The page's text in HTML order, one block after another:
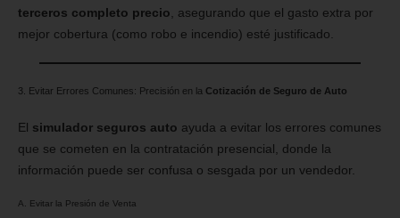
terceros completo precio, asegurando que el gasto extra por
mejor cobertura (como robo e incendio) esté justificado.
3. Evitar Errores Comunes: Precisión en la Cotización de Seguro de Auto
El simulador seguros auto ayuda a evitar los errores comunes
que se cometen en la contratación presencial, donde la
información puede ser confusa o sesgada por un vendedor.
A. Evitar la Presión de Venta